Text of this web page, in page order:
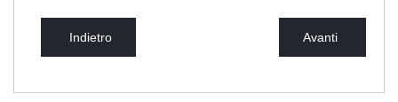
Indietro Avanti